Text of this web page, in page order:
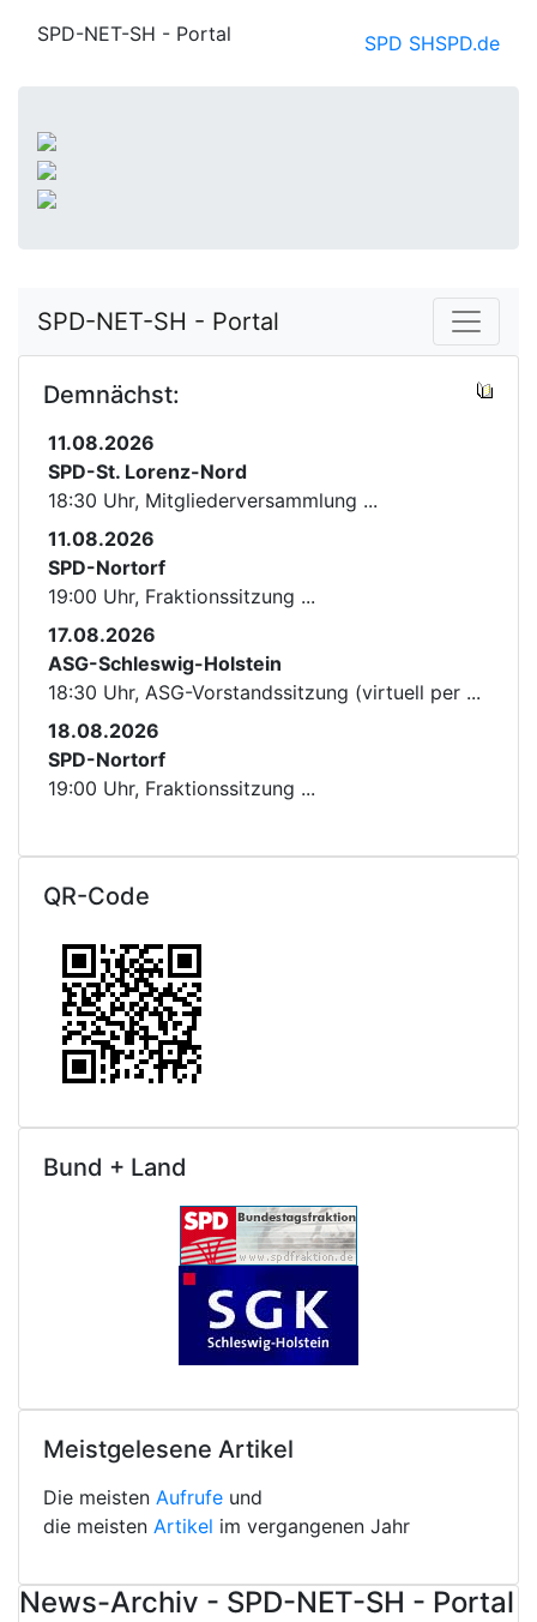
SPD-NET-SH - Portal SPD SHSPD.de
SPD-NET-SH - Portal
Demnächst:
11.08.2026
SPD-St. Lorenz-Nord
18:30 Uhr, Mitgliederversammlung ...
11.08.2026
SPD-Nortorf
19:00 Uhr, Fraktionssitzung ...
17.08.2026
ASG-Schleswig-Holstein
18:30 Uhr, ASG-Vorstandssitzung (virtuell per ...
18.08.2026
SPD-Nortorf
19:00 Uhr, Fraktionssitzung ...
QR-Code
Bund + Land
Meistgelesene Artikel
Die meisten Aufrufe und
die meisten Artikel im vergangenen Jahr
News-Archiv - SPD-NET-SH - Portal